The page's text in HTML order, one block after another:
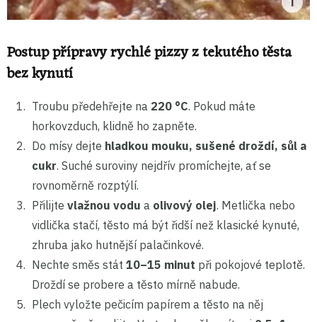
Postup přípravy rychlé pizzy z tekutého těsta
bez kynutí
Troubu předehřejte na 220 °C. Pokud máte
horkovzduch, klidně ho zapněte.
Do mísy dejte hladkou mouku, sušené droždí, sůl a
cukr. Suché suroviny nejdřív promíchejte, ať se
rovnoměrně rozptýlí.
Přilijte vlažnou vodu a olivový olej. Metlička nebo
vidlička stačí, těsto má být řidší než klasické kynuté,
zhruba jako hutnější palačinkové.
Nechte směs stát 10–15 minut při pokojové teplotě.
Droždí se probere a těsto mírně nabude.
Plech vyložte pečicím papírem a těsto na něj